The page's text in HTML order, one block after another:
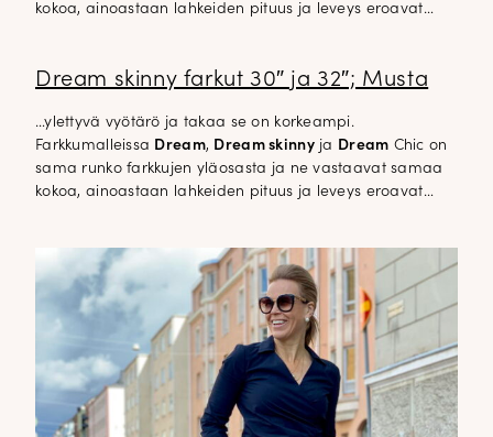
kokoa, ainoastaan lahkeiden pituus ja leveys eroavat…
Dream skinny farkut 30″ ja 32″; Musta
…ylettyvä vyötärö ja takaa se on korkeampi.
Farkkumalleissa Dream, Dream skinnyja Dream Chic on
sama runko farkkujen yläosasta ja ne vastaavat samaa
kokoa, ainoastaan lahkeiden pituus ja leveys eroavat…